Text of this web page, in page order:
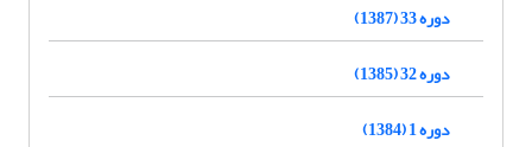
دوره 33 (1387)
دوره 32 (1385)
دوره 1 (1384)